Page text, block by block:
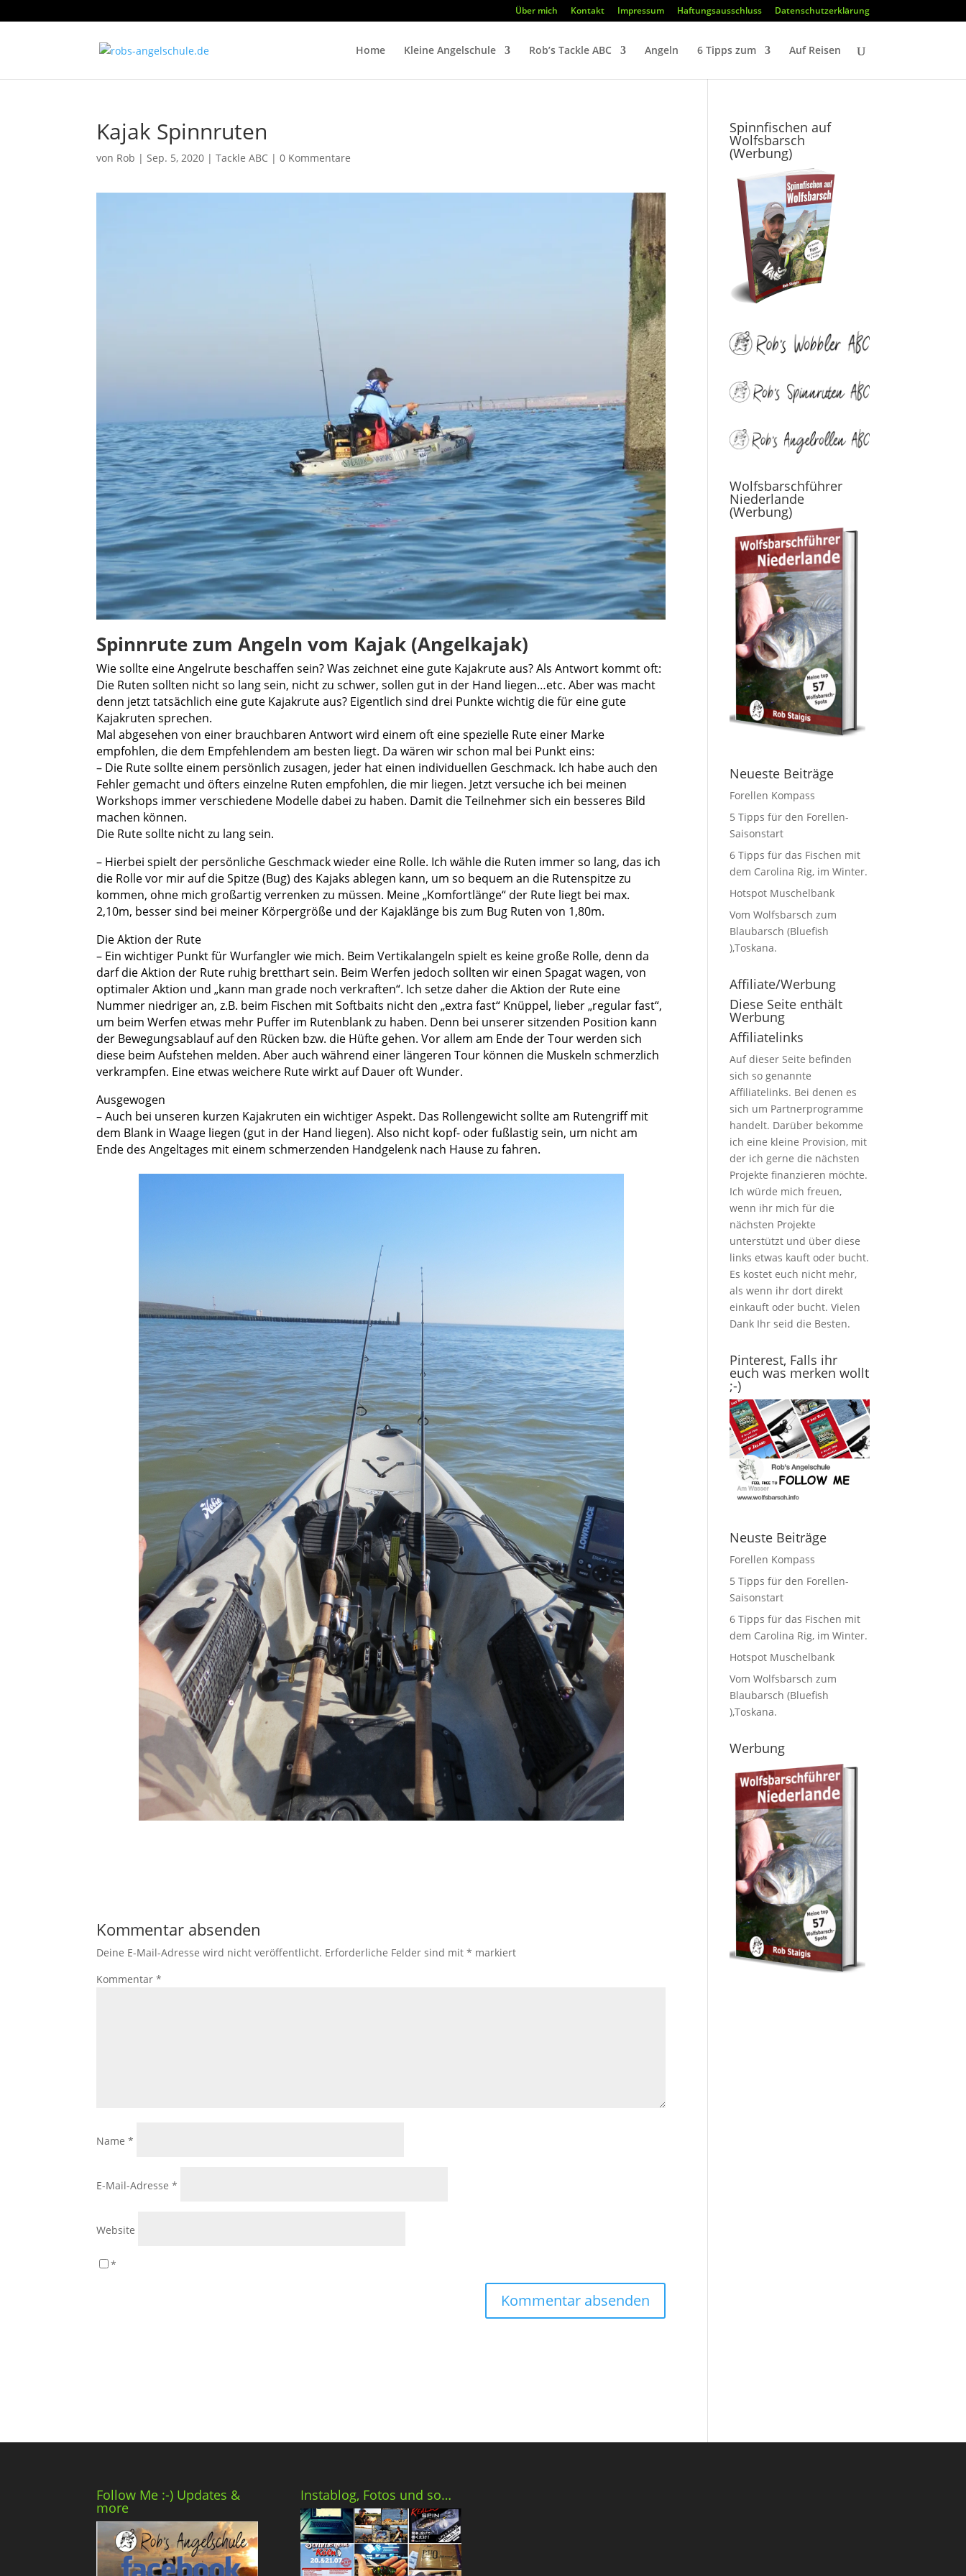
Über mich Kontakt Impressum Haftungsausschluss Datenschutzerklärung
Home Kleine Angelschule Rob’s Tackle ABC Angeln 6 Tipps zum Auf Reisen
Kajak Spinnruten
von Rob |Sep. 5, 2020 |Tackle ABC |0 Kommentare
Spinnrute zum Angeln vom Kajak (Angelkajak)
Wie sollte eine Angelrute beschaffen sein? Was zeichnet eine gute Kajakrute aus? Als Antwort kommt oft:
Die Ruten sollten nicht so lang sein, nicht zu schwer, sollen gut in der Hand liegen…etc. Aber was macht
denn jetzt tatsächlich eine gute Kajakrute aus? Eigentlich sind drei Punkte wichtig die für eine gute
Kajakruten sprechen.
Mal abgesehen von einer brauchbaren Antwort wird einem oft eine spezielle Rute einer Marke
empfohlen, die dem Empfehlendem am besten liegt. Da wären wir schon mal bei Punkt eins:
– Die Rute sollte einem persönlich zusagen, jeder hat einen individuellen Geschmack. Ich habe auch den
Fehler gemacht und öfters einzelne Ruten empfohlen, die mir liegen. Jetzt versuche ich bei meinen
Workshops immer verschiedene Modelle dabei zu haben. Damit die Teilnehmer sich ein besseres Bild
machen können.
Die Rute sollte nicht zu lang sein.
– Hierbei spielt der persönliche Geschmack wieder eine Rolle. Ich wähle die Ruten immer so lang, das ich
die Rolle vor mir auf die Spitze (Bug) des Kajaks ablegen kann, um so bequem an die Rutenspitze zu
kommen, ohne mich großartig verrenken zu müssen. Meine „Komfortlänge“ der Rute liegt bei max.
2,10m, besser sind bei meiner Körpergröße und der Kajaklänge bis zum Bug Ruten von 1,80m.
Die Aktion der Rute
– Ein wichtiger Punkt für Wurfangler wie mich. Beim Vertikalangeln spielt es keine große Rolle, denn da
darf die Aktion der Rute ruhig bretthart sein. Beim Werfen jedoch sollten wir einen Spagat wagen, von
optimaler Aktion und „kann man grade noch verkraften“. Ich setze daher die Aktion der Rute eine
Nummer niedriger an, z.B. beim Fischen mit Softbaits nicht den „extra fast“ Knüppel, lieber „regular fast“,
um beim Werfen etwas mehr Puffer im Rutenblank zu haben. Denn bei unserer sitzenden Position kann
der Bewegungsablauf auf den Rücken bzw. die Hüfte gehen. Vor allem am Ende der Tour werden sich
diese beim Aufstehen melden. Aber auch während einer längeren Tour können die Muskeln schmerzlich
verkrampfen. Eine etwas weichere Rute wirkt auf Dauer oft Wunder.
Ausgewogen
– Auch bei unseren kurzen Kajakruten ein wichtiger Aspekt. Das Rollengewicht sollte am Rutengriff mit
dem Blank in Waage liegen (gut in der Hand liegen). Also nicht kopf- oder fußlastig sein, um nicht am
Ende des Angeltages mit einem schmerzenden Handgelenk nach Hause zu fahren.
Kommentar absenden
Deine E-Mail-Adresse wird nicht veröffentlicht. Erforderliche Felder sind mit* markiert
Kommentar*
Name*
E-Mail-Adresse*
Website
*
Spinnfischen auf
Wolfsbarsch
(Werbung)
Wolfsbarschführer
Niederlande
(Werbung)
Neueste Beiträge
Forellen Kompass
5 Tipps für den Forellen-
Saisonstart
6 Tipps für das Fischen mit
dem Carolina Rig, im Winter.
Hotspot Muschelbank
Vom Wolfsbarsch zum
Blaubarsch (Bluefish
),Toskana.
Affiliate/Werbung
Diese Seite enthält
Werbung
Affiliatelinks
Auf dieser Seite befinden
sich so genannte
Affiliatelinks. Bei denen es
sich um Partnerprogramme
handelt. Darüber bekomme
ich eine kleine Provision, mit
der ich gerne die nächsten
Projekte finanzieren möchte.
Ich würde mich freuen,
wenn ihr mich für die
nächsten Projekte
unterstützt und über diese
links etwas kauft oder bucht.
Es kostet euch nicht mehr,
als wenn ihr dort direkt
einkauft oder bucht. Vielen
Dank Ihr seid die Besten.
Pinterest, Falls ihr
euch was merken wollt
;-)
Neuste Beiträge
Forellen Kompass
5 Tipps für den Forellen-
Saisonstart
6 Tipps für das Fischen mit
dem Carolina Rig, im Winter.
Hotspot Muschelbank
Vom Wolfsbarsch zum
Blaubarsch (Bluefish
),Toskana.
Werbung
Follow Me :-) Updates &
more
Instablog, Fotos und so…